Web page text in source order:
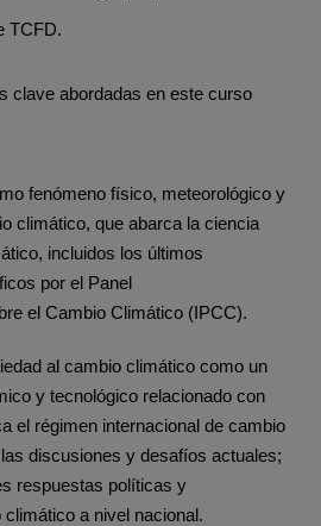
TCFD.
clave abordadas en este curso
fenómeno físico, meteorológico y
climático, que abarca la ciencia
incluidos los últimos
por el Panel
el Cambio Climático (IPCC).
al cambio climático como un
y tecnológico relacionado con
el régimen internacional de cambio
discusiones y desafíos actuales;
respuestas políticas y
a nivel nacional.